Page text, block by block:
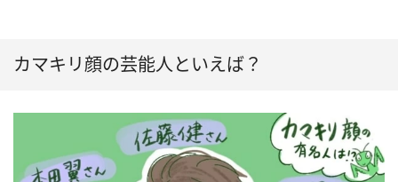
カマキリ顔の芸能人といえば？